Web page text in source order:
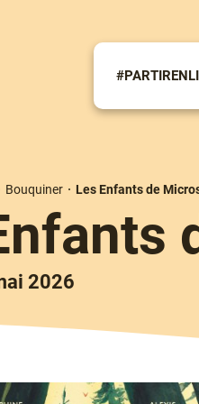
Bouquiner Les Enfants de
2026